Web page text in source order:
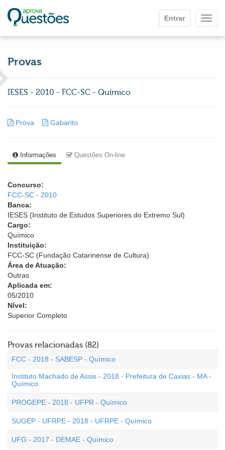
Entrar
Provas
IESES - 2010 - FCC-SC - Químico
Prova Gabarito
Informações Questões On-line
Concurso:
FCC-SC - 2010
Banca:
IESES (Instituto de Estudos Superiores do Extremo Sul)
Cargo:
Químico
Instituição:
FCC-SC (Fundação Catarinense de Cultura)
Área de Atuação:
Outras
Aplicada em:
05/2010
Nível:
Superior Completo
Provas relacionadas (82)
FCC - 2018 - SABESP - Químico
Instituto Machado de Assis - 2018 - Prefeitura de Caxias - MA -
Químico
PROGEPE - 2018 - UFPR - Químico
SUGEP - UFRPE - 2018 - UFRPE - Químico
UFG - 2017 - DEMAE - Químico